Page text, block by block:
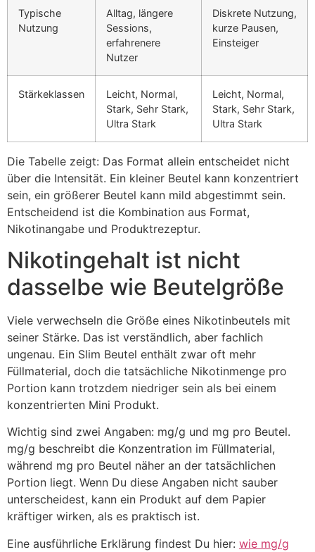
Typische
Nutzung
Alltag, längere
Sessions,
erfahrenere
Nutzer
Diskrete Nutzung,
kurze Pausen,
Einsteiger
Stärkeklassen
Leicht, Normal,
Stark, Sehr Stark,
Ultra Stark
Leicht, Normal,
Stark, Sehr Stark,
Ultra Stark
Die Tabelle zeigt: Das Format allein entscheidet nicht
über die Intensität. Ein kleiner Beutel kann konzentriert
sein, ein größerer Beutel kann mild abgestimmt sein.
Entscheidend ist die Kombination aus Format,
Nikotinangabe und Produktrezeptur.
Nikotingehalt ist nicht
dasselbe wie Beutelgröße
Viele verwechseln die Größe eines Nikotinbeutels mit
seiner Stärke. Das ist verständlich, aber fachlich
ungenau. Ein Slim Beutel enthält zwar oft mehr
Füllmaterial, doch die tatsächliche Nikotinmenge pro
Portion kann trotzdem niedriger sein als bei einem
konzentrierten Mini Produkt.
Wichtig sind zwei Angaben: mg/g und mg pro Beutel.
mg/g beschreibt die Konzentration im Füllmaterial,
während mg pro Beutel näher an der tatsächlichen
Portion liegt. Wenn Du diese Angaben nicht sauber
unterscheidest, kann ein Produkt auf dem Papier
kräftiger wirken, als es praktisch ist.
Eine ausführliche Erklärung findest Du hier: wie mg/g